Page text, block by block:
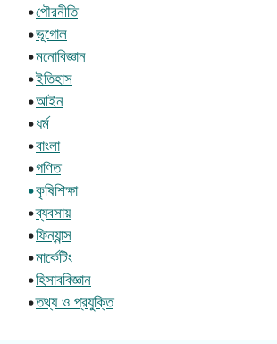
•পৌরনীতি
•ভূগোল
•মনোবিজ্ঞান
•ইতিহাস
•আইন
•ধর্ম
•বাংলা
•গণিত
•কৃষিশিক্ষা
•ব্যবসায়
•ফিন্যান্স
•মার্কেটিং
•হিসাববিজ্ঞান
•তথ্য ও প্রযুক্তি